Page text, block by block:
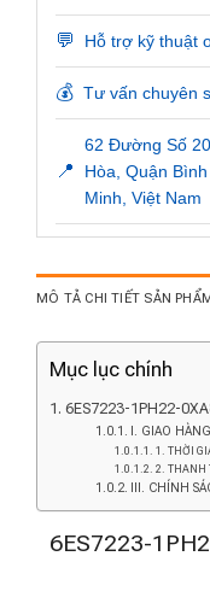
💬 Hỗ trợ kỹ thuật
💰 Tư vấn chuyên
📍
62 Đường Số
Hòa, Quận
Minh, Việt Nam
MÔ TẢ CHI TIẾT SẢN
Mục lục chính
6ES7223-1PH22-
I. GIAO
1. THỜI
2. THANH
III. CHÍNH
6ES7223-